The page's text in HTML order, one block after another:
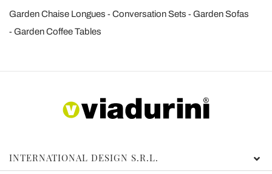
Garden Chaise Longues Conversation Sets
Garden Sofas
Garden Coffee Tables
INTERNATIONAL DESIGN S.R.L.